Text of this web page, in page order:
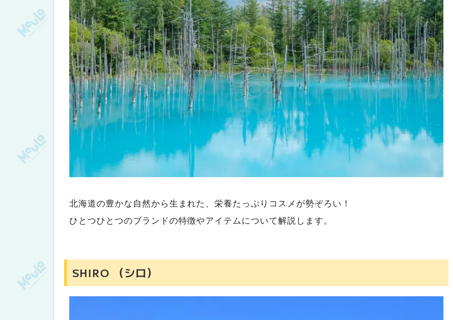
北海道の豊かな自然から生まれた、栄養たっぷりコスメが勢ぞろい！
ひとつひとつのブランドの特徴やアイテムについて解説します。
SHIRO （シロ）